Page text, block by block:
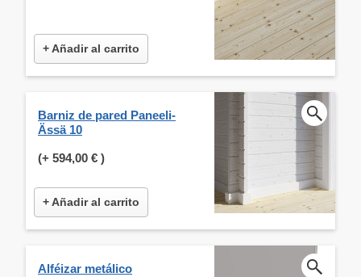
+ Añadir al carrito
Barniz de pared Paneeli-
Ässä 10
(+ 594,00 € )
+ Añadir al carrito
Alféizar metálico